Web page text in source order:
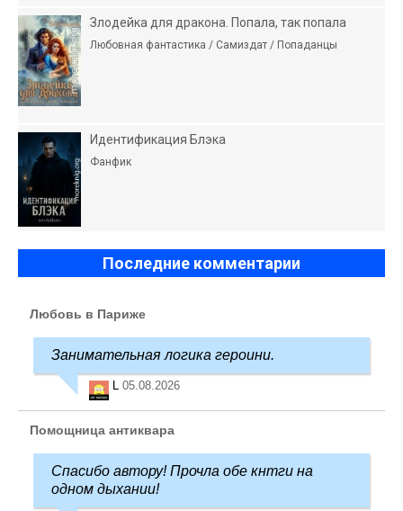
Злодейка для дракона. Попала, так попала
Любовная фантастика / Самиздат / Попаданцы
Идентификация Блэка
Фанфик
Последние комментарии
Любовь в Париже
Занимательная логика героини.
L 05.08.2026
Помощница антиквара
Спасибо автору! Прочла обе кнтги на
одном дыхании!